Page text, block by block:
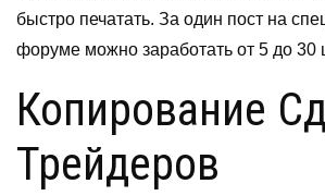
быстро печатать. За один пост на
форуме можно заработать от 5 до 30
Копирование
Трейдеров